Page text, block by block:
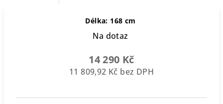
Délka: 168 cm
Na dotaz
14 290 Kč
11 809,92 Kč bez DPH